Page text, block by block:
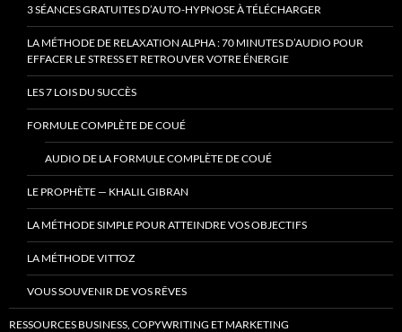
3 SÉANCES GRATUITES D’AUTO-HYPNOSE À TÉLÉCHARGER
LA MÉTHODE DE RELAXATION ALPHA : 70 MINUTES D’AUDIO POUR
EFFACER LE STRESS ET RETROUVER VOTRE ÉNERGIE
LES 7 LOIS DU SUCCÈS
FORMULE COMPLÈTE DE COUÉ
AUDIO DE LA FORMULE COMPLÈTE DE COUÉ
LE PROPHÈTE — KHALIL GIBRAN
LA MÉTHODE SIMPLE POUR ATTEINDRE VOS OBJECTIFS
LA MÉTHODE VITTOZ
VOUS SOUVENIR DE VOS RÊVES
RESSOURCES BUSINESS, COPYWRITING ET MARKETING